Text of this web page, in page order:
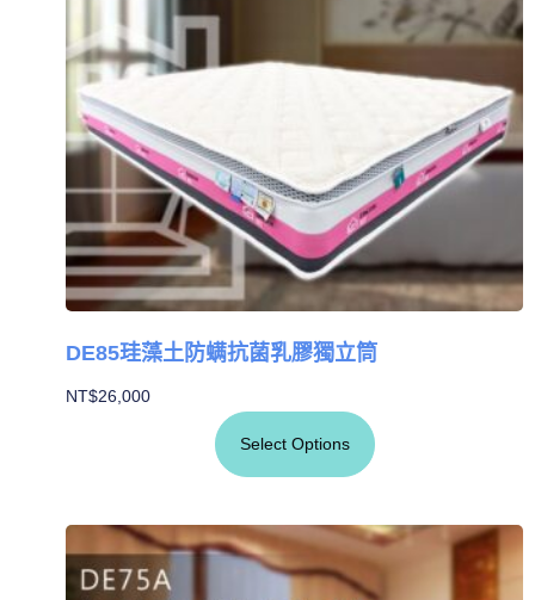
DE85珪藻土防螨抗菌乳膠獨立筒
NT$26,000
Select Options